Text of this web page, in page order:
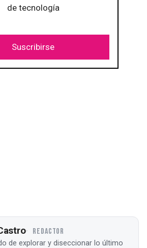
de tecnología
Suscribirse
REDACTOR
de explorar y diseccionar lo último